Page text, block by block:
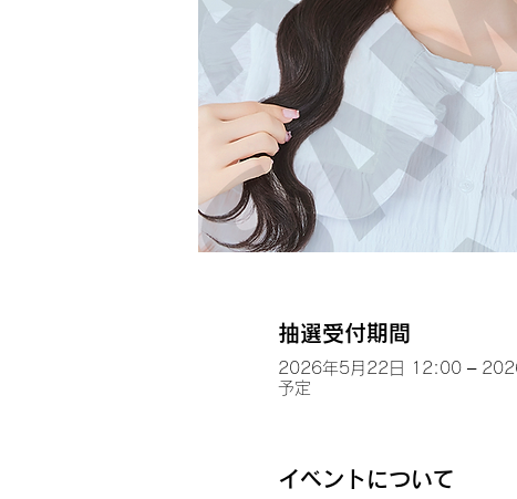
抽選受付期間
2026年5月22日 12:00 –
予定
イベントについて